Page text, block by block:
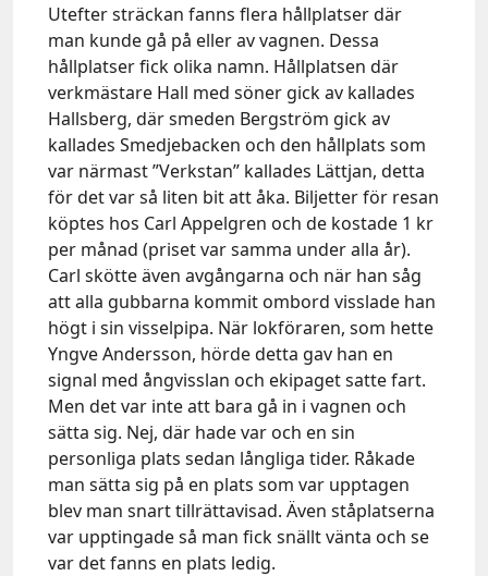
Utefter sträckan fanns flera hållplatser där
man kunde gå på eller av vagnen. Dessa
hållplatser fick olika namn. Hållplatsen där
verkmästare Hall med söner gick av kallades
Hallsberg, där smeden Bergström gick av
kallades Smedjebacken och den hållplats som
var närmast ”Verkstan” kallades Lättjan, detta
för det var så liten bit att åka. Biljetter för resan
köptes hos Carl Appelgren och de kostade 1 kr
per månad (priset var samma under alla år).
Carl skötte även avgångarna och när han såg
att alla gubbarna kommit ombord visslade han
högt i sin visselpipa. När lokföraren, som hette
Yngve Andersson, hörde detta gav han en
signal med ångvisslan och ekipaget satte fart.
Men det var inte att bara gå in i vagnen och
sätta sig. Nej, där hade var och en sin
personliga plats sedan långliga tider. Råkade
man sätta sig på en plats som var upptagen
blev man snart tillrättavisad. Även ståplatserna
var upptingade så man fick snällt vänta och se
var det fanns en plats ledig.